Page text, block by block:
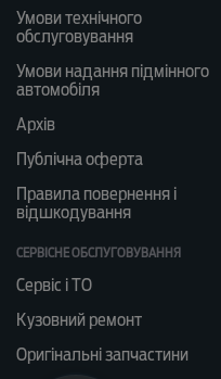
Умови технічного
обслуговування
Умови надання підмінного
автомобіля
Архів
Публічна оферта
Правила повернення і
відшкодування
СЕРВІСНЕ ОБСЛУГОВУВАННЯ
Сервіс і ТО
Кузовний ремонт
Оригінальні запчастини